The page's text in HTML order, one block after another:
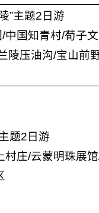
”主题2日游
中国知青村/荀子
陵压油沟/宝山前
题2日游
村庄/云蒙明珠展